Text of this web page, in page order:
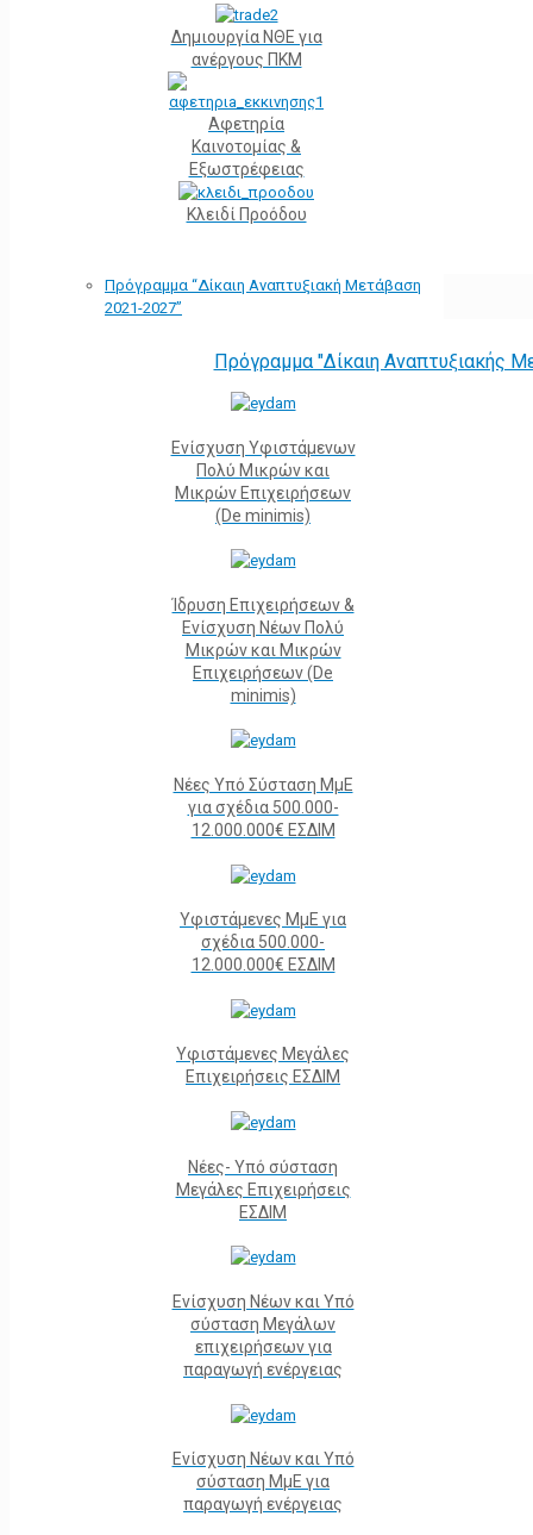
Δημιουργία ΝΘΕ για
ανέργους ΠΚΜ
Αφετηρία
Kαινοτομίας &
Εξωστρέφειας
Κλειδί Προόδου
Πρόγραμμα “Δίκαιη Αναπτυξιακή Μετάβαση
2021-2027”
Πρόγραμμα "Δίκαιη Αναπτυξιακής
Ενίσχυση Υφιστάμενων
Πολύ Μικρών και
Μικρών Επιχειρήσεων
(De minimis)
Ίδρυση Επιχειρήσεων &
Ενίσχυση Νέων Πολύ
Μικρών και Μικρών
Επιχειρήσεων (De
minimis)
Νέες Υπό Σύσταση ΜμΕ
για σχέδια 500.000-
12.000.000€ ΕΣΔΙΜ
Υφιστάμενες ΜμΕ για
σχέδια 500.000-
12.000.000€ ΕΣΔΙΜ
Υφιστάμενες Μεγάλες
Επιχειρήσεις ΕΣΔΙΜ
Νέες- Υπό σύσταση
Μεγάλες Επιχειρήσεις
ΕΣΔΙΜ
Ενίσχυση Νέων και Υπό
σύσταση Μεγάλων
επιχειρήσεων για
παραγωγή ενέργειας
Ενίσχυση Νέων και Υπό
σύσταση ΜμΕ για
παραγωγή ενέργειας